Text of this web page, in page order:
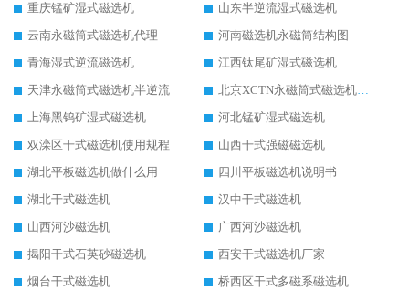
重庆锰矿湿式磁选机
山东半逆流湿式磁选机
云南永磁筒式磁选机代理
河南磁选机永磁筒结构图
青海湿式逆流磁选机
江西钛尾矿湿式磁选机
天津永磁筒式磁选机半逆流
北京XCTN永磁筒式磁选机磁块位置
上海黑钨矿湿式磁选机
河北锰矿湿式磁选机
双滦区干式磁选机使用规程
山西干式强磁磁选机
湖北平板磁选机做什么用
四川平板磁选机说明书
湖北干式磁选机
汉中干式磁选机
山西河沙磁选机
广西河沙磁选机
揭阳干式石英砂磁选机
西安干式磁选机厂家
烟台干式磁选机
桥西区干式多磁系磁选机